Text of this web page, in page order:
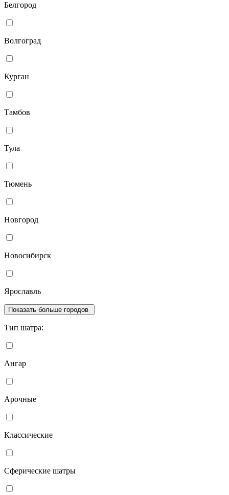
Белгород
Волгоград
Курган
Тамбов
Тула
Тюмень
Новгород
Новосибирск
Ярославль
Показать больше городов
Тип шатра:
Ангар
Арочные
Классические
Сферические шатры